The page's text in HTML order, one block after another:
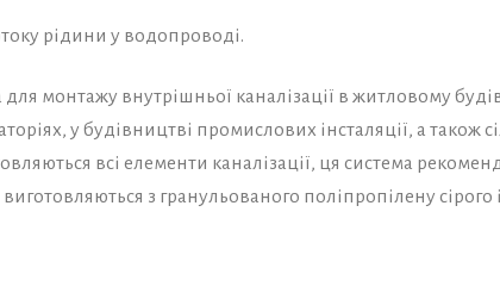
рідини у водопроводі.
монтажу внутрішньої каналізації в житловому
у будівництві промислових інсталяції, а також
всі елементи каналізації, ця система
з гранульованого поліпропілену сірого